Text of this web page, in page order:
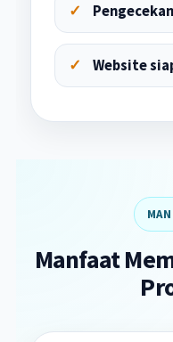
Website
Manfaat